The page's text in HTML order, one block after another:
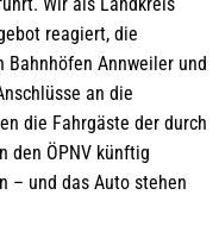
reagiert, die
Annweiler und
an die
die Fahrgäste der durch
den ÖPNV künftig
– und das Auto stehen